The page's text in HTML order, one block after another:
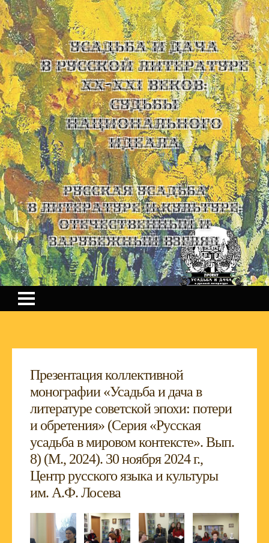
УСАДЬБА И ДАЧА
В РУССКОЙ ЛИТЕРАТУРЕ
XX-XXI ВЕКОВ:
СУДЬБЫ
НАЦИОНАЛЬНОГО
ИДЕАЛА
Русская усадьба
в литературе и культуре:
отечественный и
зарубежный взгляд
Презентация коллективной
монографии «Усадьба и дача в
литературе советской эпохи: потери
и обретения» (Серия «Русская
усадьба в мировом контексте». Вып.
8) (М., 2024). 30 ноября 2024 г.,
Центр русского языка и культуры
им. А.Ф. Лосева